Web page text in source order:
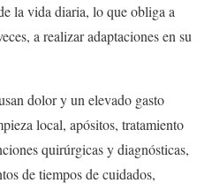
la vida diaria, lo que obliga a
a realizar adaptaciones en su
dolor y un elevado gasto
local, apósitos, tratamiento
quirúrgicas y diagnósticas,
de tiempos de cuidados,